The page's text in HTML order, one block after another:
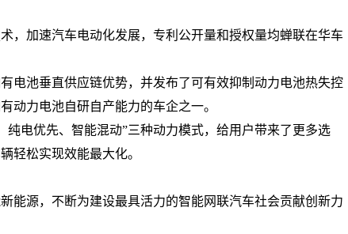
，加速汽车电动化发展，专利公开量和授权量均蝉联在华车
电池垂直供应链优势，并发布了可有效抑制动力电池热失控
动力电池自研自产能力的车企之一。
电优先、智能混动”三种动力模式，给用户带来了更多选
轻松实现效能最大化。
能源，不断为建设最具活力的智能网联汽车社会贡献创新力